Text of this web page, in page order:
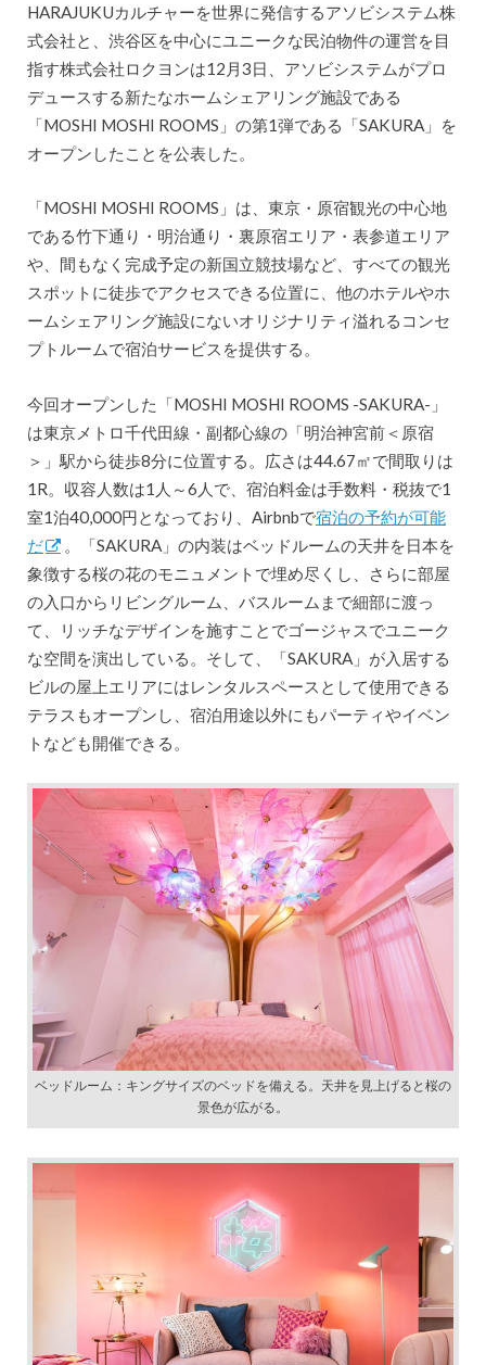
HARAJUKUカルチャーを世界に発信するアソビシステム株
式会社と、渋谷区を中心にユニークな民泊物件の運営を目
指す株式会社ロクヨンは12月3日、アソビシステムがプロ
デュースする新たなホームシェアリング施設である
「MOSHI MOSHI ROOMS」の第1弾である「SAKURA」を
オープンしたことを公表した。
「MOSHI MOSHI ROOMS」は、東京・原宿観光の中心地
である竹下通り・明治通り・裏原宿エリア・表参道エリア
や、間もなく完成予定の新国立競技場など、すべての観光
スポットに徒歩でアクセスできる位置に、他のホテルやホ
ームシェアリング施設にないオリジナリティ溢れるコンセ
プトルームで宿泊サービスを提供する。
今回オープンした「MOSHI MOSHI ROOMS -SAKURA-」
は東京メトロ千代田線・副都心線の「明治神宮前＜原宿
＞」駅から徒歩8分に位置する。広さは44.67㎡で間取りは
1R。収容人数は1人～6人で、宿泊料金は手数料・税抜で1
室1泊40,000円となっており、Airbnbで宿泊の予約が可能
だ
。「SAKURA」の内装はベッドルームの天井を日本を
象徴する桜の花のモニュメントで埋め尽くし、さらに部屋
の入口からリビングルーム、バスルームまで細部に渡っ
て、リッチなデザインを施すことでゴージャスでユニーク
な空間を演出している。そして、「SAKURA」が入居する
ビルの屋上エリアにはレンタルスペースとして使用できる
テラスもオープンし、宿泊用途以外にもパーティやイベン
トなども開催できる。
ベッドルーム：キングサイズのベッドを備える。天井を見上げると桜の
景色が広がる。